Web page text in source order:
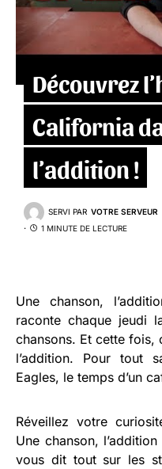
Découvrez
California
l’addition !
SERVI PAR VOTRE SERVEUR
1 MINUTE DE LECTURE
Une chanson,
raconte chaque jeudi
chansons. Et cette fois,
l’addition. Pour tout
Eagles, le temps d’un
Réveillez votre
Une chanson,
vous dit tout sur les